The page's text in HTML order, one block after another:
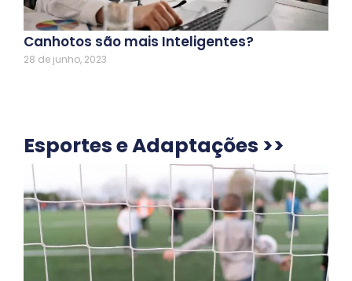
Canhotos são mais Inteligentes?
28 de junho, 2023
Esportes e Adaptações >>